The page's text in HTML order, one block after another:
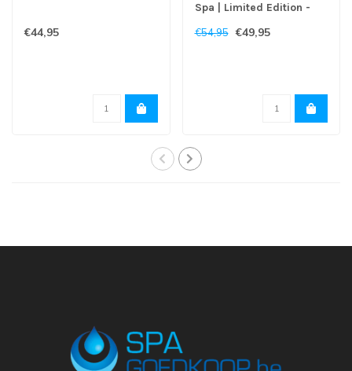
€44,95
Spa | Limited Edition -
Copy
€54,95 €49,95